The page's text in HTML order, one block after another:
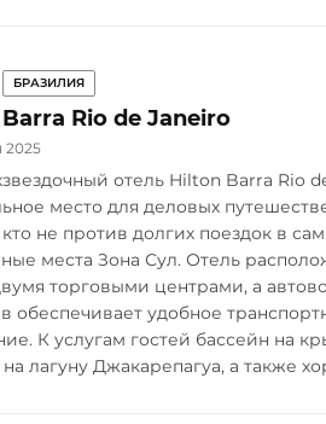
БРАЗИЛИЯ
Rio de Janeiro
2025
отель Hilton Barra Rio
место для деловых
кто не против долгих поездок в
места Зона Сул. Отель
торговыми центрами, а
обеспечивает удобное
К услугам гостей бассейн на
лагуну Джакарепагуа, а также